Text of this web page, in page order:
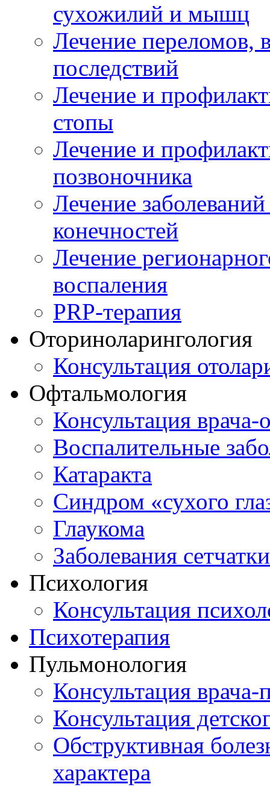
сухожилий и мышц
Лечение переломов,
последствий
Лечение и
стопы
Лечение и
позвоночника
Лечение
конечностей
Лечение
воспаления
PRP-терапия
Оториноларингология
Консультация
Офтальмология
Консультация врача-
Воспалительные
Катаракта
Синдром «сухого
Глаукома
Заболевания сетчатки
Психология
Консультация
Психотерапия
Пульмонология
Консультация врача-
Консультация
Обструктивная
характера